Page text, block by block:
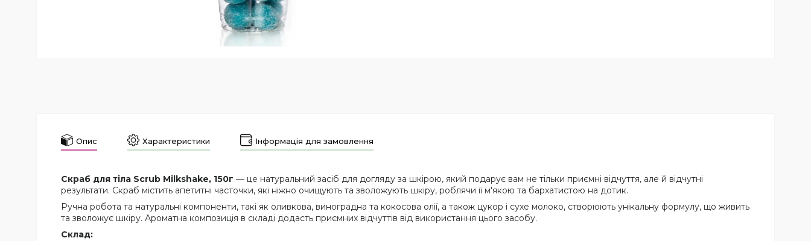
Опис Характеристики Інформація для замовлення
Скраб для тіла Scrub Milkshake, 150г — це натуральний засіб для догляду за шкірою, який подарує вам не тільки приємні відчуття, але й відчутні
результати. Скраб містить апетитні часточки, які ніжно очищують та зволожують шкіру, роблячи її м'якою та бархатистою на дотик.
Ручна робота та натуральні компоненти, такі як оливкова, виноградна та кокосова олії, а також цукор і сухе молоко, створюють унікальну формулу, що живить
та зволожує шкіру. Ароматна композиція в складі додасть приємних відчуттів від використання цього засобу.
Склад: